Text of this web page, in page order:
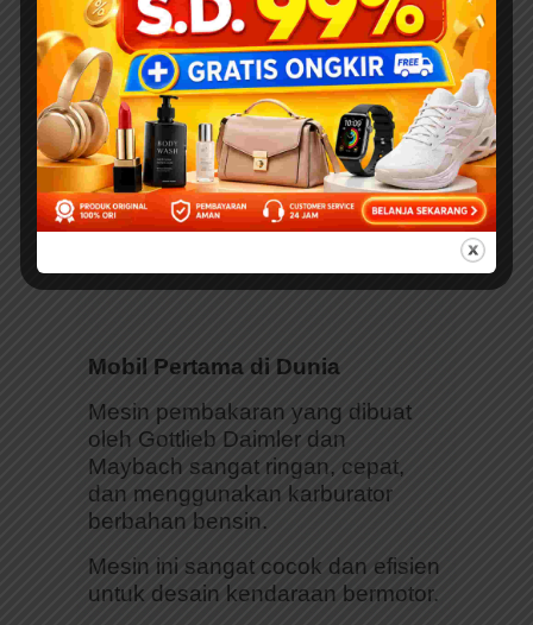
Mobil Pertama di Dunia
Mesin pembakaran yang dibuat
oleh Gottlieb Daimler dan
Maybach sangat ringan, cepat,
dan menggunakan karburator
berbahan bensin.
Mesin ini sangat cocok dan efisien
untuk desain kendaraan bermotor.